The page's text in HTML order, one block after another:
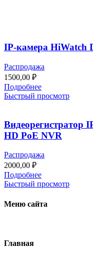
IP-камера HiWatch
Распродажа
1500,00 ₽
Подробнее
Быстрый просмотр
Видеорегистратор
HD PoE NVR
Распродажа
2000,00 ₽
Подробнее
Быстрый просмотр
Меню сайта
Главная